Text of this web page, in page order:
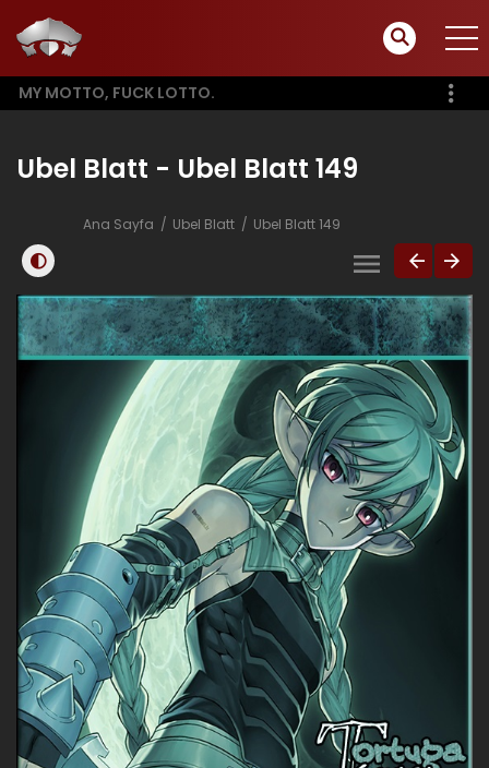
MY MOTTO, FUCK LOTTO.
Ubel Blatt - Ubel Blatt 149
Ana Sayfa Ubel Blatt Ubel Blatt 149